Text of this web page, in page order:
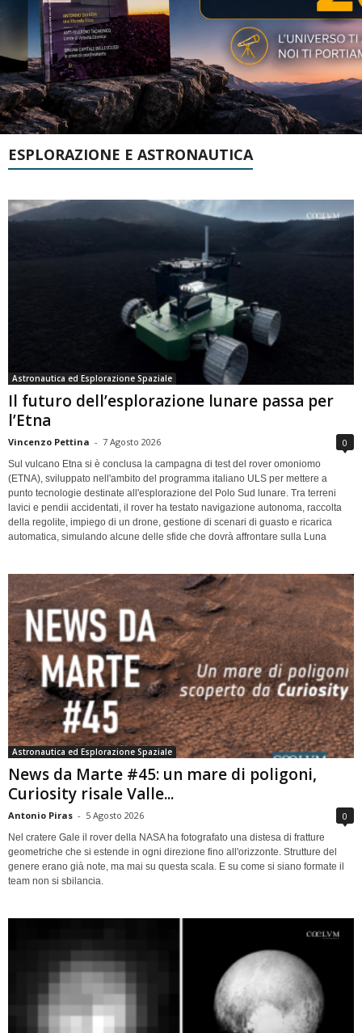
ESPLORAZIONE E ASTRONAUTICA
Astronautica ed Esplorazione Spaziale
Il futuro dell’esplorazione lunare passa per
l’Etna
Vincenzo Pettina - 7 Agosto 2026 0
Sul vulcano Etna si è conclusa la campagna di test del rover omoniomo
(ETNA), sviluppato nell'ambito del programma italiano ULS per mettere a
punto tecnologie destinate all'esplorazione del Polo Sud lunare. Tra terreni
lavici e pendii accidentati, il rover ha testato navigazione autonoma, raccolta
della regolite, impiego di un drone, gestione di scenari di guasto e ricarica
automatica, simulando alcune delle sfide che dovrà affrontare sulla Luna
Astronautica ed Esplorazione Spaziale
News da Marte #45: un mare di poligoni,
Curiosity risale Valle...
Antonio Piras - 5 Agosto 2026 0
Nel cratere Gale il rover della NASA ha fotografato una distesa di fratture
geometriche che si estende in ogni direzione fino all'orizzonte. Strutture del
genere erano già note, ma mai su questa scala. E su come si siano formate il
team non si sbilancia.